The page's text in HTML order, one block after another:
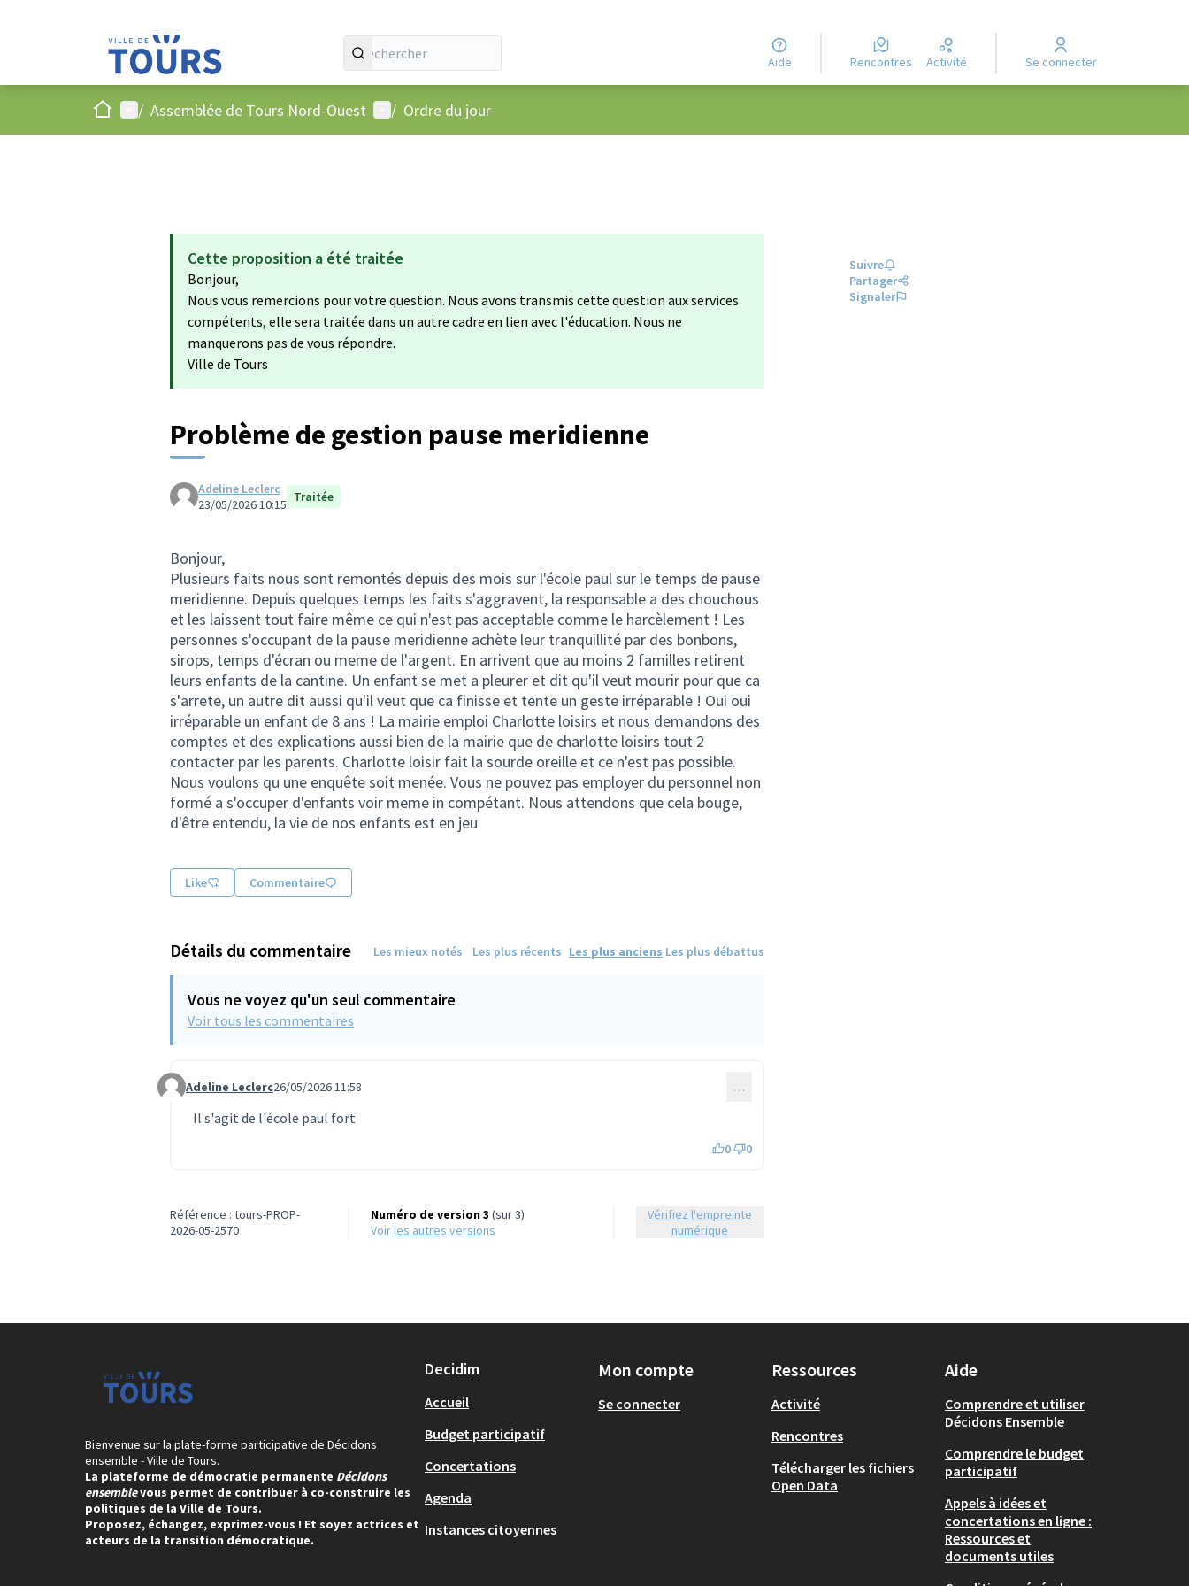
Aide Rencontres Activité Se connecter
AccueilMenu principal
/ Assemblée de Tours Nord-Ouest Menu utilisateur
/ Ordre du jour
Cette proposition a été traitée
Bonjour,
Nous vous remercions pour votre question. Nous avons transmis cette question aux services
compétents, elle sera traitée dans un autre cadre en lien avec l'éducation. Nous ne
manquerons pas de vous répondre.
Ville de Tours
Problème de gestion pause meridienne
Adeline Leclerc
23/05/2026 10:15 Traitée
Bonjour,
Plusieurs faits nous sont remontés depuis des mois sur l'école paul sur le temps de pause
meridienne. Depuis quelques temps les faits s'aggravent, la responsable a des chouchous
et les laissent tout faire même ce qui n'est pas acceptable comme le harcèlement ! Les
personnes s'occupant de la pause meridienne achète leur tranquillité par des bonbons,
sirops, temps d'écran ou meme de l'argent. En arrivent que au moins 2 familles retirent
leurs enfants de la cantine. Un enfant se met a pleurer et dit qu'il veut mourir pour que ca
s'arrete, un autre dit aussi qu'il veut que ca finisse et tente un geste irréparable ! Oui oui
irréparable un enfant de 8 ans ! La mairie emploi Charlotte loisirs et nous demandons des
comptes et des explications aussi bien de la mairie que de charlotte loisirs tout 2
contacter par les parents. Charlotte loisir fait la sourde oreille et ce n'est pas possible.
Nous voulons qu une enquête soit menée. Vous ne pouvez pas employer du personnel non
formé a s'occuper d'enfants voir meme in compétant. Nous attendons que cela bouge,
d'être entendu, la vie de nos enfants est en jeu
Like Commentaire
Suivre
Partager
Signaler
Détails du commentaire Les mieux notés Les plus récents Les plus anciens Les plus débattus
Vous ne voyez qu'un seul commentaire
Voir tous les commentaires
Commentaire 1860
Adeline Leclerc26/05/2026 11:58 …
Il s'agit de l'école paul fort
0 0
Référence : tours-PROP-
2026-05-2570
Numéro de version 3 (sur 3)
voir les autres versions
Vérifiez l'empreinte
numérique
Bienvenue sur la plate-forme participative de Décidons
ensemble - Ville de Tours.
La plateforme de démocratie permanente Décidons
ensemblevous permet de contribuer à co-construire les
politiques de la Ville de Tours.
Proposez, échangez, exprimez-vous ! Et soyez actrices et
acteurs de la transition démocratique.
Decidim
Accueil
Budget participatif
Concertations
Agenda
Instances citoyennes
Mon compte
Se connecter
Ressources
Activité
Rencontres
Télécharger les fichiers
Open Data
Aide
Comprendre et utiliser
Décidons Ensemble
Comprendre le budget
participatif
Appels à idées et
concertations en ligne :
Ressources et
documents utiles